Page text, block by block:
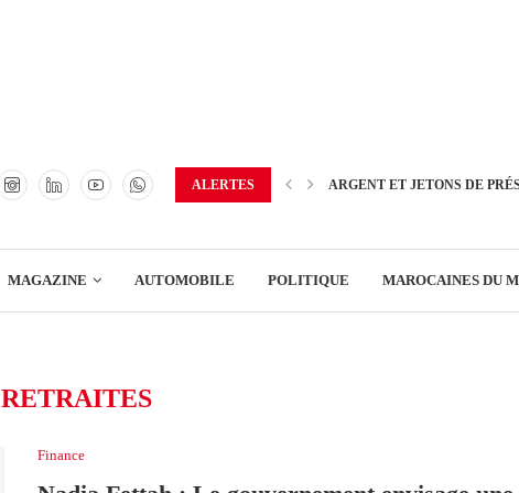
ENSEIGNEMENT
ALERTES ARGENT ET JETONS DE
GREEN BUSINESS
MAGAZINE AUTOMOBILE POLITIQUE MAROCAINES DU
RETRAITES
Finance